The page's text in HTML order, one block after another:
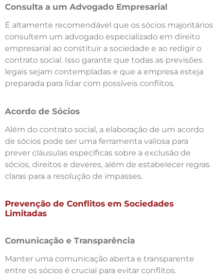
Consulta a um Advogado Empresarial
É altamente recomendável que os sócios majoritários
consultem um advogado especializado em direito
empresarial ao constituir a sociedade e ao redigir o
contrato social. Isso garante que todas as previsões
legais sejam contempladas e que a empresa esteja
preparada para lidar com possíveis conflitos.
Acordo de Sócios
Além do contrato social, a elaboração de um acordo
de sócios pode ser uma ferramenta valiosa para
prever cláusulas específicas sobre a exclusão de
sócios, direitos e deveres, além de estabelecer regras
claras para a resolução de impasses.
Prevenção de Conflitos em Sociedades
Limitadas
Comunicação e Transparência
Manter uma comunicação aberta e transparente
entre os sócios é crucial para evitar conflitos.